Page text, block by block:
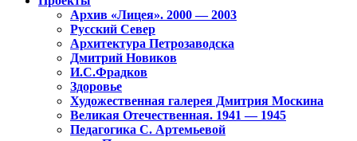
Архив «Лицея». 2000 — 2003
Русский Север
Архитектура Петрозаводска
Дмитрий Новиков
И.С.Фрадков
Здоровье
Художественная галерея Дмитрия Москина
Великая Отечественная. 1941 — 1945
Педагогика С. Артемьевой